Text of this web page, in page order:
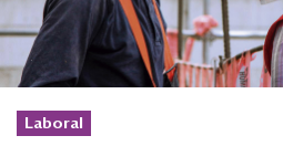
Sectores y Empresas
Management
Economía y Finanzas
Laboral